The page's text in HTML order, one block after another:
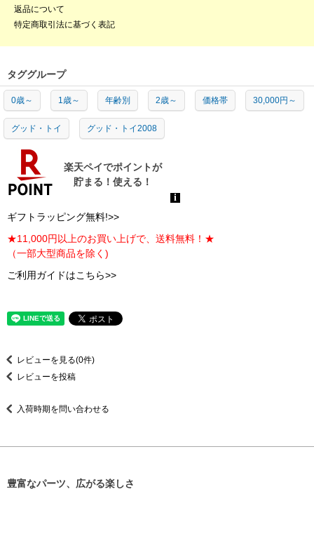
返品について
特定商取引法に基づく表記
タググループ
0歳～ 1歳～ 年齢別 2歳～ 価格帯 30,000円～
グッド・トイ グッド・トイ2008
ギフトラッピング無料!>>
★11,000円以上のお買い上げで、送料無料！★
（一部大型商品を除く)
ご利用ガイドはこちら>>
レビューを見る(0件)
レビューを投稿
入荷時期を問い合わせる
豊富なパーツ、広がる楽しさ